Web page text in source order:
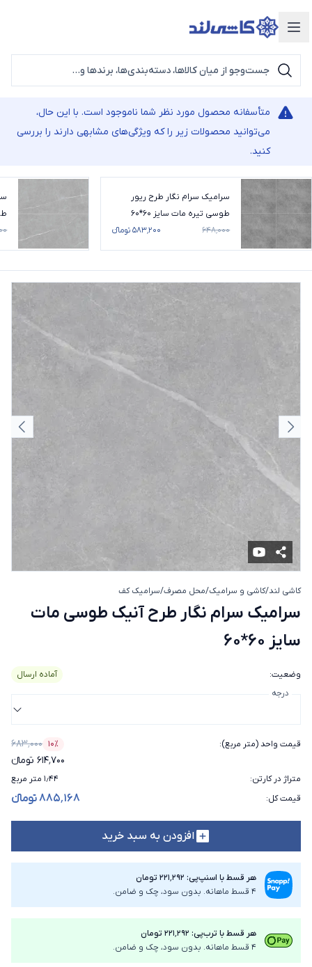
دسته‌بندی محصولات
متأسفانه محصول مورد نظر شما ناموجود است. با این حال،
می‌توانید محصولات زیر را که ویژگی‌های مشابهی دارند را بررسی
کنید.
سرامیک سرام نگار طرح ریور
طوسی تیره مات سایز 60*60
۶۴۸٬۰۰۰
۵۸۳٬۲۰۰ تومانء
اسلاید قبلی
کاشی لند/کاشی و سرامیک/محل مصرف/سرامیک کف
سرامیک سرام نگار طرح آنیک طوسی مات
سایز 60*60
وضعیت:
آماده ارسال
درجه
قیمت واحد (متر مربع): ۱۰٪
درصد تخفیف
۶۸۳٬۰۰۰
۶۱۴٬۷۰۰ تومانء
متراژ در کارتن:
۱٫۴۴ متر مربع
قیمت کل: ۸۸۵٬۱۶۸ تومانء
افزودن به سبد خرید
هر قسط با اسنپ‌پی: ۲۲۱٬۲۹۲ تومان
4 قسط ماهانه. بدون سود، چک و ضامن.
هر قسط با ترب‌پی: ۲۲۱٬۲۹۲ تومان
4 قسط ماهانه. بدون سود، چک و ضامن.